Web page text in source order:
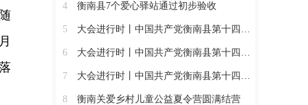
4 衡南县7个爱心驿站通过初步验收
5 大会进行时丨中国共产党衡南县第十四次代表大会第三次大会召开
6 大会进行时丨中国共产党衡南县第十四次代表大会主席团举行第六次会议
7 大会进行时丨中国共产党衡南县第十四次代表大会主席团举行第五次会议
8 衡南关爱乡村儿童公益夏令营圆满结营